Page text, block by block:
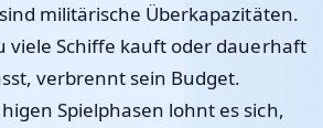
militärische Überkapazitäten.
viele Schiffe kauft oder dauerhaft
verbrennt sein Budget.
Spielphasen lohnt es sich,